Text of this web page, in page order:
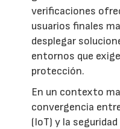
verificaciones
usuarios finales
desplegar
entornos que
protección.
En un contexto
convergencia
(IoT) y la